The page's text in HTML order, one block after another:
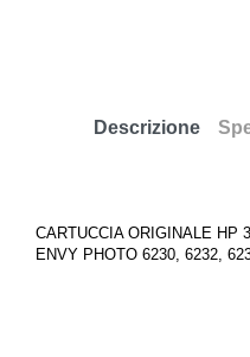
Descrizione
CARTUCCIA ORIGINALE HP
ENVY PHOTO 6230, 6232,